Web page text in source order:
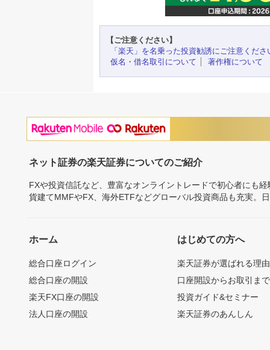
【ご注意ください】
「楽天」を名乗った投資勧誘にご注意くださ
仮名・借名取引について
著作権について
ネット証券の楽天証券についてのご紹介
FXや投資信託など、豊富なオンライントレードで初心者にも
貨建てMMFやFX、海外ETFなどグローバル投資商品も充実。
ホーム
総合口座ログイン
総合口座の開設
楽天FX口座の開設
法人口座の開設
はじめての方へ
楽天証券が選ばれる理由
口座開設からお取引ま
投資ガイド&セミナー
楽天証券のあんしん